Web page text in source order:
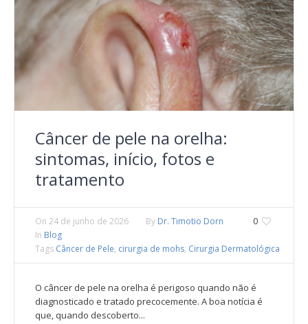
Câncer de pele na orelha:
sintomas, início, fotos e
tratamento
0
On 24 de junho de 2026 By Dr. Timotio Dorn
In Blog
Tags Câncer de Pele, cirurgia de mohs, Cirurgia Dermatológica
O câncer de pele na orelha é perigoso quando não é
diagnosticado e tratado precocemente. A boa notícia é
que, quando descoberto...